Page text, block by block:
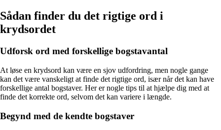
Sådan finder du det rigtige ord i
krydsordet
Udforsk ord med forskellige bogstavantal
At løse en krydsord kan være en sjov udfordring, men nogle gange
kan det være vanskeligt at finde det rigtige ord, især når det kan have
forskellige antal bogstaver. Her er nogle tips til at hjælpe dig med at
finde det korrekte ord, selvom det kan variere i længde.
Begynd med de kendte bogstaver